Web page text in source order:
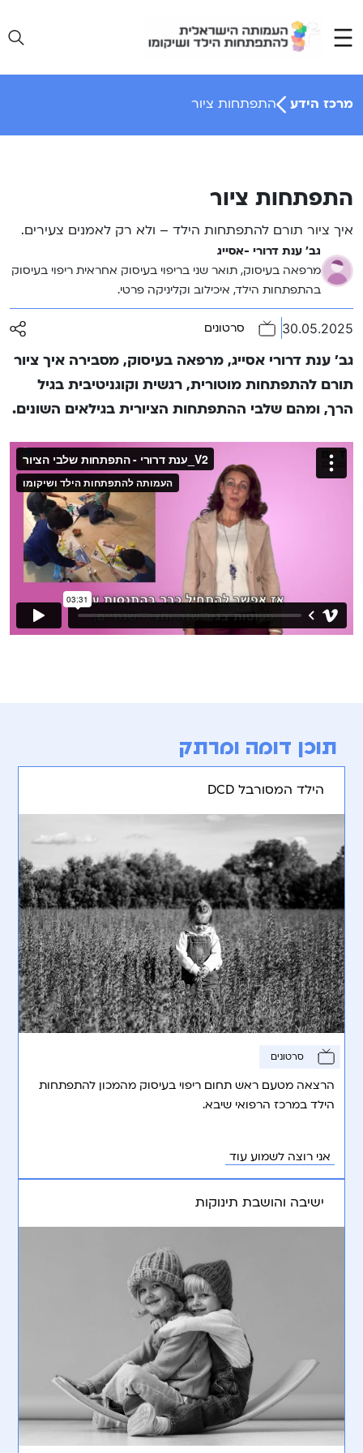
content
מרכז הידע התפתחות ציור
התפתחות ציור
איך ציור תורם להתפתחות הילד – ולא רק לאמנים צעירים.
גב' ענת דרורי -אסייג
מרפאה בעיסוק, תואר שני בריפוי בעיסוק אחראית ריפוי בעיסוק
בהתפתחות הילד, איכילוב וקליניקה פרטי.
30.05.2025 סרטונים
גב’ ענת דרורי אסייג, מרפאה בעיסוק, מסבירה איך ציור
תורם להתפתחות מוטורית, רגשית וקוגניטיבית בגיל
הרך, ומהם שלבי ההתפתחות הציורית בגילאים השונים.
תוכן דומה ומרתק
הילד המסורבל DCD
סרטונים
הרצאה מטעם ראש תחום ריפוי בעיסוק מהמכון להתפתחות
הילד במרכז הרפואי שיבא.
אני רוצה לשמוע עוד
ישיבה והושבת תינוקות